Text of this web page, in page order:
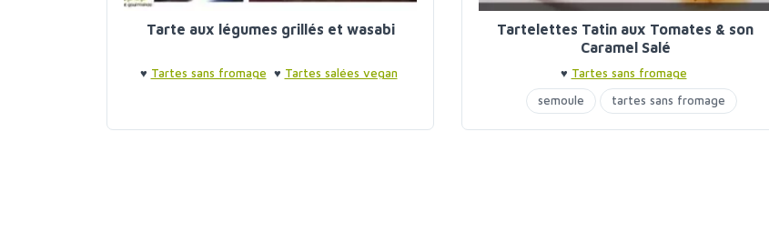
Tarte aux légumes grillés et wasabi
♥ Tartes sans fromage ♥ Tartes salées vegan
Tartelettes Tatin aux Tomates & son
Caramel Salé
♥ Tartes sans fromage
semoule
tartes sans fromage